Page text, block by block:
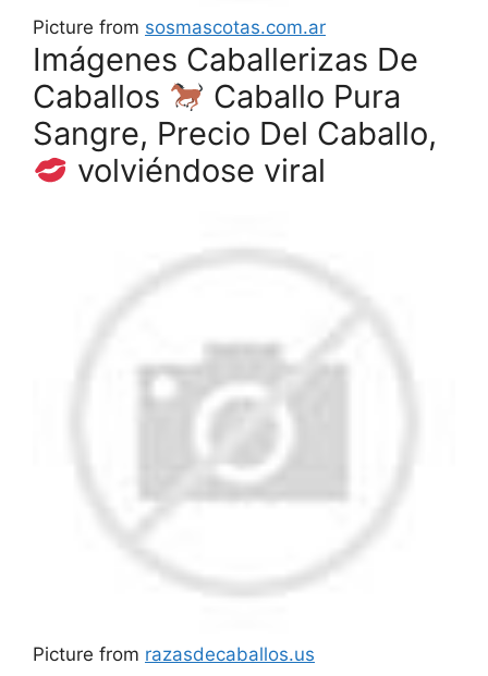
Picture from sosmascotas.com.ar
Imágenes Caballerizas De
Caballos
Caballo Pura
Sangre, Precio Del Caballo,
volviéndose viral
Picture from razasdecaballos.us